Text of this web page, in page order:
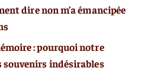
dire non m’a émancipée
: pourquoi notre
souvenirs indésirables